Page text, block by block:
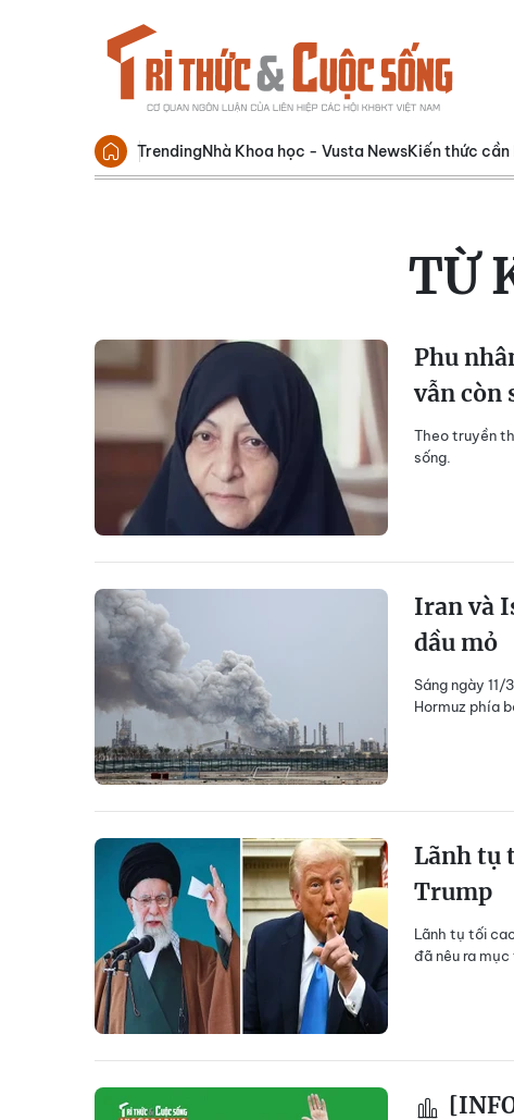
TrendingNhà Khoa học - Vusta NewsKiến thức
TỪ
Phu
vẫn còn
Theo truyền
sống.
Iran và
dầu mỏ
Sáng ngày
Hormuz phía
Lãnh tụ
Trump
Lãnh tụ tối
đã nêu ra